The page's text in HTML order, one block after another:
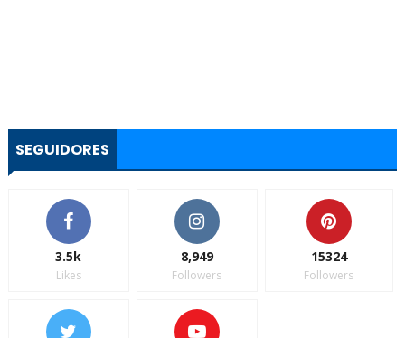
SEGUIDORES
3.5k
Likes
8,949
Followers
15324
Followers